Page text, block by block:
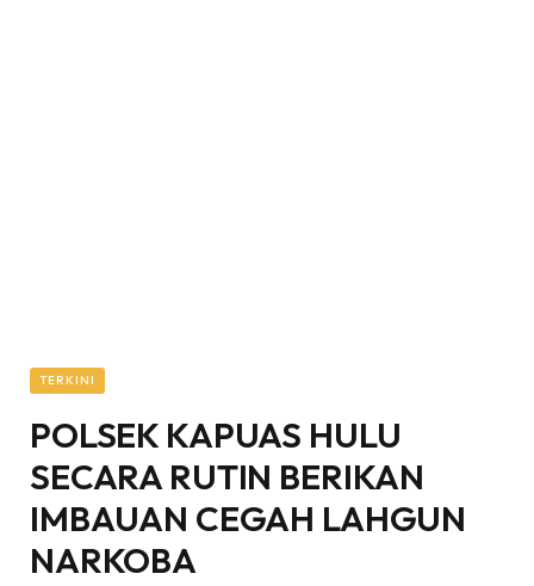
TERKINI
POLSEK KAPUAS HULU
SECARA RUTIN BERIKAN
IMBAUAN CEGAH LAHGUN
NARKOBA